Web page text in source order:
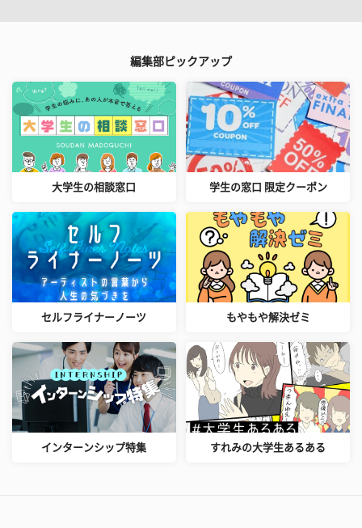
編集部ピックアップ
大学生の相談窓口 学生の窓口 限定クーポン
セルフライナーノーツ もやもや解決ゼミ
インターンシップ特集 すれみの大学生あるある